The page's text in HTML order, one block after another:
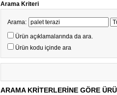
Arama Kriteri
Arama:
Ürün açıklamalarında da ara.
Ürün kodu içinde ara
ARAMA KRITERLERINE GÖRE